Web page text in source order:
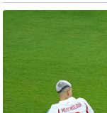
फि
ल्म
मी
B